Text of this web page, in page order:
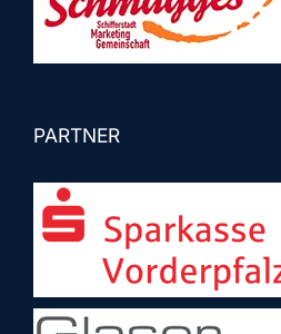
PARTNER